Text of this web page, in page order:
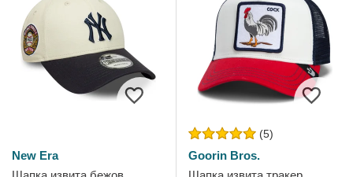
New Era
(5)
Goorin Bros.